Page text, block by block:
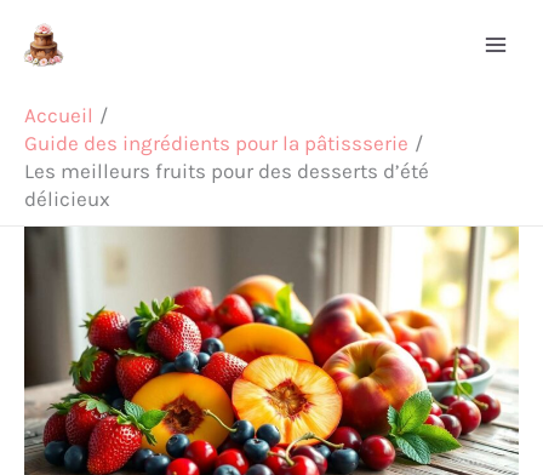
Accueil
Guide des ingrédients pour la pâtissserie
Les meilleurs fruits pour des desserts d’été
délicieux
Rechercher